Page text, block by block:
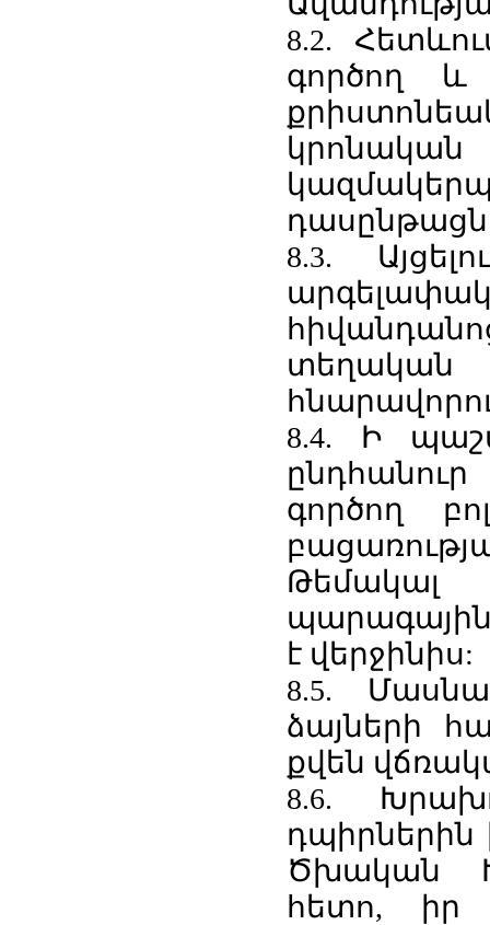
8.2.
գործող և
8.3.
8.4. Ի
գործող
Թեմակալ
է վերջինիս:
8.5.
ձայների
քվեն
8.6.
Ծխական
հետո, իր